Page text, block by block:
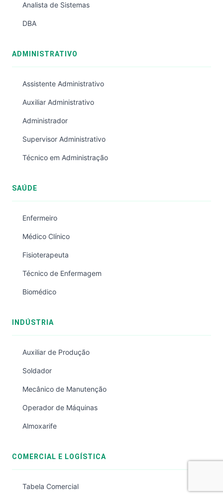
Analista de Sistemas
DBA
ADMINISTRATIVO
Assistente Administrativo
Auxiliar Administrativo
Administrador
Supervisor Administrativo
Técnico em Administração
SAÚDE
Enfermeiro
Médico Clínico
Fisioterapeuta
Técnico de Enfermagem
Biomédico
INDÚSTRIA
Auxiliar de Produção
Soldador
Mecânico de Manutenção
Operador de Máquinas
Almoxarife
COMERCIAL E LOGÍSTICA
Tabela Comercial